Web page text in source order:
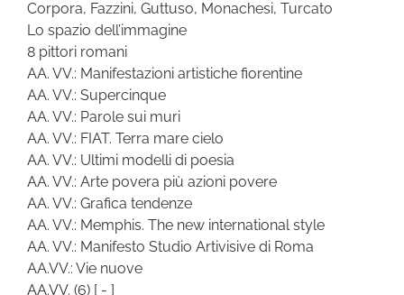
Corpora, Fazzini, Guttuso, Monachesi, Turcato
Lo spazio dell’immagine
8 pittori romani
AA. VV.: Manifestazioni artistiche fiorentine
AA. VV.: Supercinque
AA. VV.: Parole sui muri
AA. VV.: FIAT. Terra mare cielo
AA. VV.: Ultimi modelli di poesia
AA. VV.: Arte povera più azioni povere
AA. VV.: Grafica tendenze
AA. VV.: Memphis. The new international style
AA. VV.: Manifesto Studio Artivisive di Roma
AA.VV.: Vie nuove
AA.VV. (6) [ - ]